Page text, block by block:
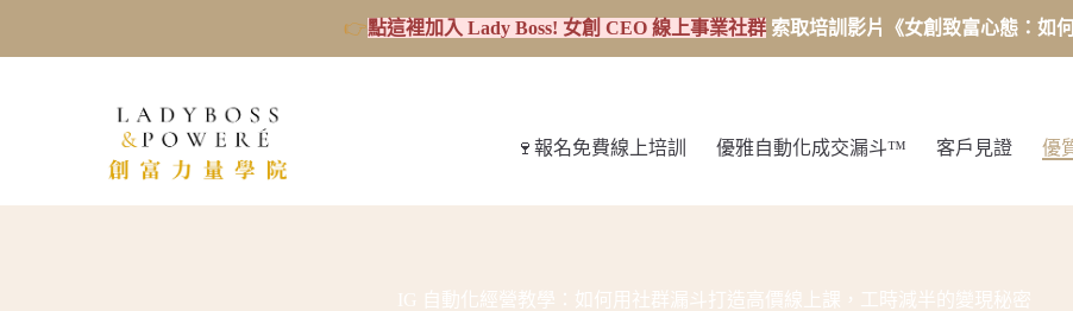
👉點這裡加入 Lady Boss! 女創 CEO 線上事業社群 索取培訓影片《女創致富心態：如
🍷報名免費線上培訓 優雅自動化成交漏斗™ 客戶見證 優
IG 自動化經營教學：如何用社群漏斗打造高價線上課，工時減半的變現秘密